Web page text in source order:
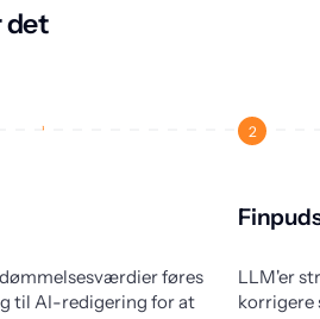
det
føres
til AI-redigering for at
2
LLM'er
korrigere